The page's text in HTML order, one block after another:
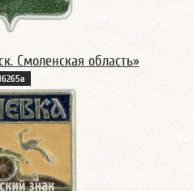
Смоленская область»